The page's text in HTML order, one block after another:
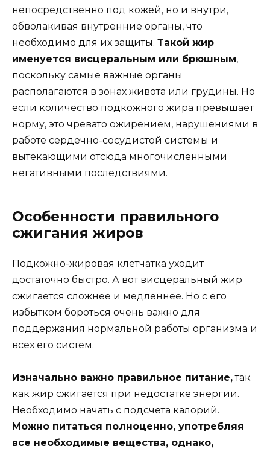
непосредственно под кожей, но и внутри,
обволакивая внутренние органы, что
необходимо для их защиты. Такой жир
именуется висцеральным или брюшным,
поскольку самые важные органы
располагаются в зонах живота или грудины. Но
если количество подкожного жира превышает
норму, это чревато ожирением, нарушениями в
работе сердечно-сосудистой системы и
вытекающими отсюда многочисленными
негативными последствиями.
Особенности правильного
сжигания жиров
Подкожно-жировая клетчатка уходит
достаточно быстро. А вот висцеральный жир
сжигается сложнее и медленнее. Но с его
избытком бороться очень важно для
поддержания нормальной работы организма и
всех его систем.
Изначально важно правильное питание,так
как жир сжигается при недостатке энергии.
Необходимо начать с подсчета калорий.
Можно питаться полноценно, употребляя
все необходимые вещества, однако,